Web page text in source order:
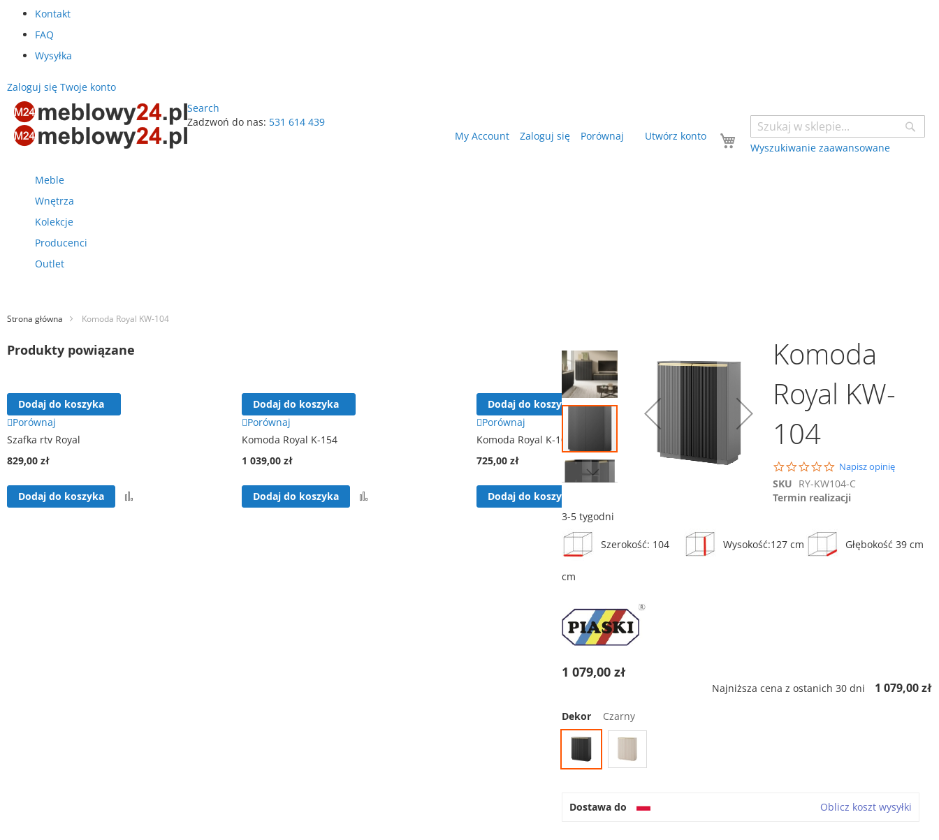
Kontakt
FAQ
Wysyłka
Zaloguj się Twoje konto
Search
Wyszukiwanie zaawansowane
Zadzwoń do nas: 531 614 439
Twój koszyk
My Account Zaloguj się Porównaj Utwórz konto
Meble
Wnętrza
Kolekcje
Producenci
Outlet
Strona główna Komoda Royal KW-104
Przejdź
na
koniec
galerii
Przejdź
początek
galerii
Komoda
Royal KW-
104
0.0
star
rating
Napisz opinię
SKU RY-KW104-C
Termin realizacji
3-5 tygodni
Szerokość: 104
cm
Wysokość:127 cm Głębokość 39 cm
1 079,00 zł
Najniższa cena z ostanich 30 dni 1 079,00 zł
Dekor Czarny
Dostawa do Oblicz koszt wysyłki
Produkty powiązane
Dodaj do koszyka
Porównaj
Szafka rtv Royal
829,00 zł
Dodaj do koszyka
Dodaj do koszyka
Porównaj
Komoda Royal K-154
1 039,00 zł
Dodaj do koszyka
Dodaj do koszyka
Porównaj
Komoda Royal K-104
725,00 zł
Dodaj do koszyka
Dodaj do koszyka
Porównaj
Szafka nocna Royal S-
Porównaj